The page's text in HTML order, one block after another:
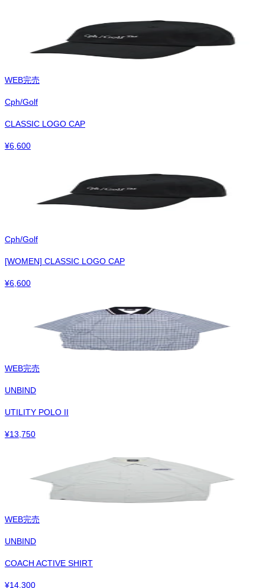
WEB完売
Cph/Golf
CLASSIC LOGO CAP
¥6,600
Cph/Golf
[WOMEN] CLASSIC LOGO CAP
¥6,600
WEB完売
UNBIND
UTILITY POLO II
¥13,750
WEB完売
UNBIND
COACH ACTIVE SHIRT
¥14,300